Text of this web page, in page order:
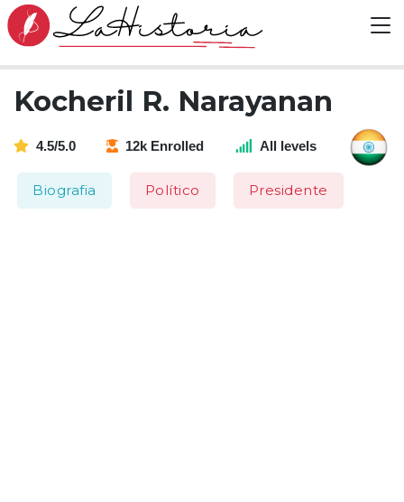
Kocheril R. Narayanan
4.5/5.0 12k Enrolled All levels
Biografia Político Presidente